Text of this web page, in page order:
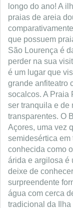
longo do ano! A
praias de areia
que possuem
São Lourença é
perder na sua
é um lugar que
grande anfiteatro
socalcos. A Praia
ser tranquila e de
transparentes. O
Açores, uma vez
semidesértica em
conhecida como
árida e argilosa é
deixe de
surpreendente
água com cerca
tradicional da